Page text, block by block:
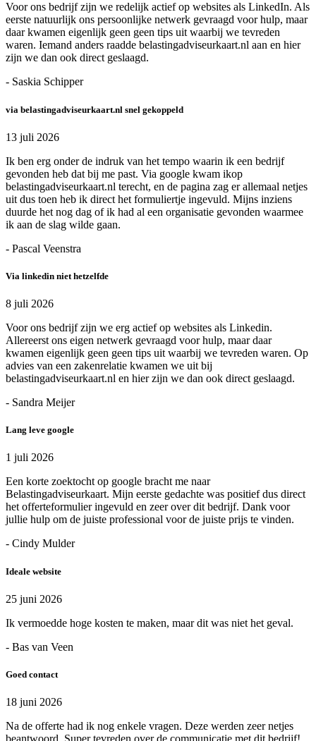
Voor ons bedrijf zijn we redelijk actief op websites als LinkedIn. Als
eerste natuurlijk ons persoonlijke netwerk gevraagd voor hulp, maar
daar kwamen eigenlijk geen geen tips uit waarbij we tevreden
waren. Iemand anders raadde belastingadviseurkaart.nl aan en hier
zijn we dan ook direct geslaagd.
- Saskia Schipper
via belastingadviseurkaart.nl snel gekoppeld
13 juli 2026
Ik ben erg onder de indruk van het tempo waarin ik een bedrijf
gevonden heb dat bij me past. Via google kwam ikop
belastingadviseurkaart.nl terecht, en de pagina zag er allemaal netjes
uit dus toen heb ik direct het formuliertje ingevuld. Mijns inziens
duurde het nog dag of ik had al een organisatie gevonden waarmee
ik aan de slag wilde gaan.
- Pascal Veenstra
Via linkedin niet hetzelfde
8 juli 2026
Voor ons bedrijf zijn we erg actief op websites als Linkedin.
Allereerst ons eigen netwerk gevraagd voor hulp, maar daar
kwamen eigenlijk geen geen tips uit waarbij we tevreden waren. Op
advies van een zakenrelatie kwamen we uit bij
belastingadviseurkaart.nl en hier zijn we dan ook direct geslaagd.
- Sandra Meijer
Lang leve google
1 juli 2026
Een korte zoektocht op google bracht me naar
Belastingadviseurkaart. Mijn eerste gedachte was positief dus direct
het offerteformulier ingevuld en zeer over dit bedrijf. Dank voor
jullie hulp om de juiste professional voor de juiste prijs te vinden.
- Cindy Mulder
Ideale website
25 juni 2026
Ik vermoedde hoge kosten te maken, maar dit was niet het geval.
- Bas van Veen
Goed contact
18 juni 2026
Na de offerte had ik nog enkele vragen. Deze werden zeer netjes